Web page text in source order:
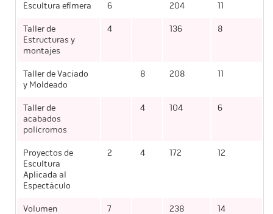
Escultura efímera 6 204 11
Taller de
Estructuras y
montajes
4 136 8
Taller de Vaciado
y Moldeado
8 208 11
Taller de
acabados
polícromos
4 104 6
Proyectos de
Escultura
Aplicada al
Espectáculo
2 4 172 12
Volumen 7 238 14